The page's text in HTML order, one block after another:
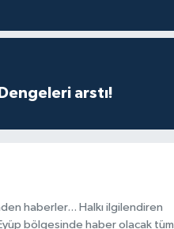
arstı!
haberler... Halkı ilgilendiren
bölgesinde haber olacak tüm